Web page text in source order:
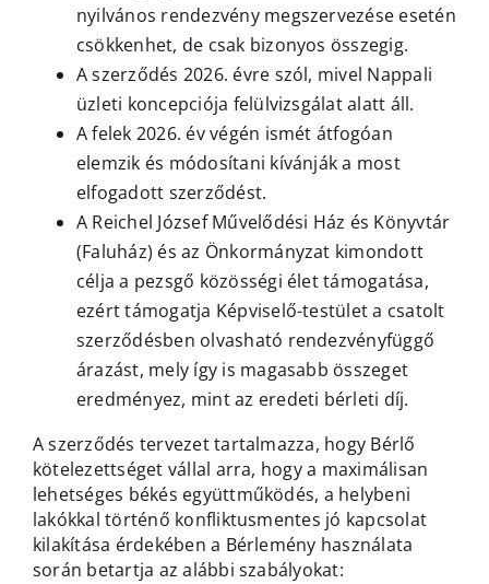
nyilvános rendezvény megszervezése esetén
csökkenhet, de csak bizonyos összegig.
A szerződés 2026. évre szól, mivel Nappali
üzleti koncepciója felülvizsgálat alatt áll.
A felek 2026. év végén ismét átfogóan
elemzik és módosítani kívánják a most
elfogadott szerződést.
A Reichel József Művelődési Ház és Könyvtár
(Faluház) és az Önkormányzat kimondott
célja a pezsgő közösségi élet támogatása,
ezért támogatja Képviselő-testület a csatolt
szerződésben olvasható rendezvényfüggő
árazást, mely így is magasabb összeget
eredményez, mint az eredeti bérleti díj.
A szerződés tervezet tartalmazza, hogy Bérlő
kötelezettséget vállal arra, hogy a maximálisan
lehetséges békés együttműködés, a helybeni
lakókkal történő konfliktusmentes jó kapcsolat
kilakítása érdekében a Bérlemény használata
során betartja az alábbi szabályokat: